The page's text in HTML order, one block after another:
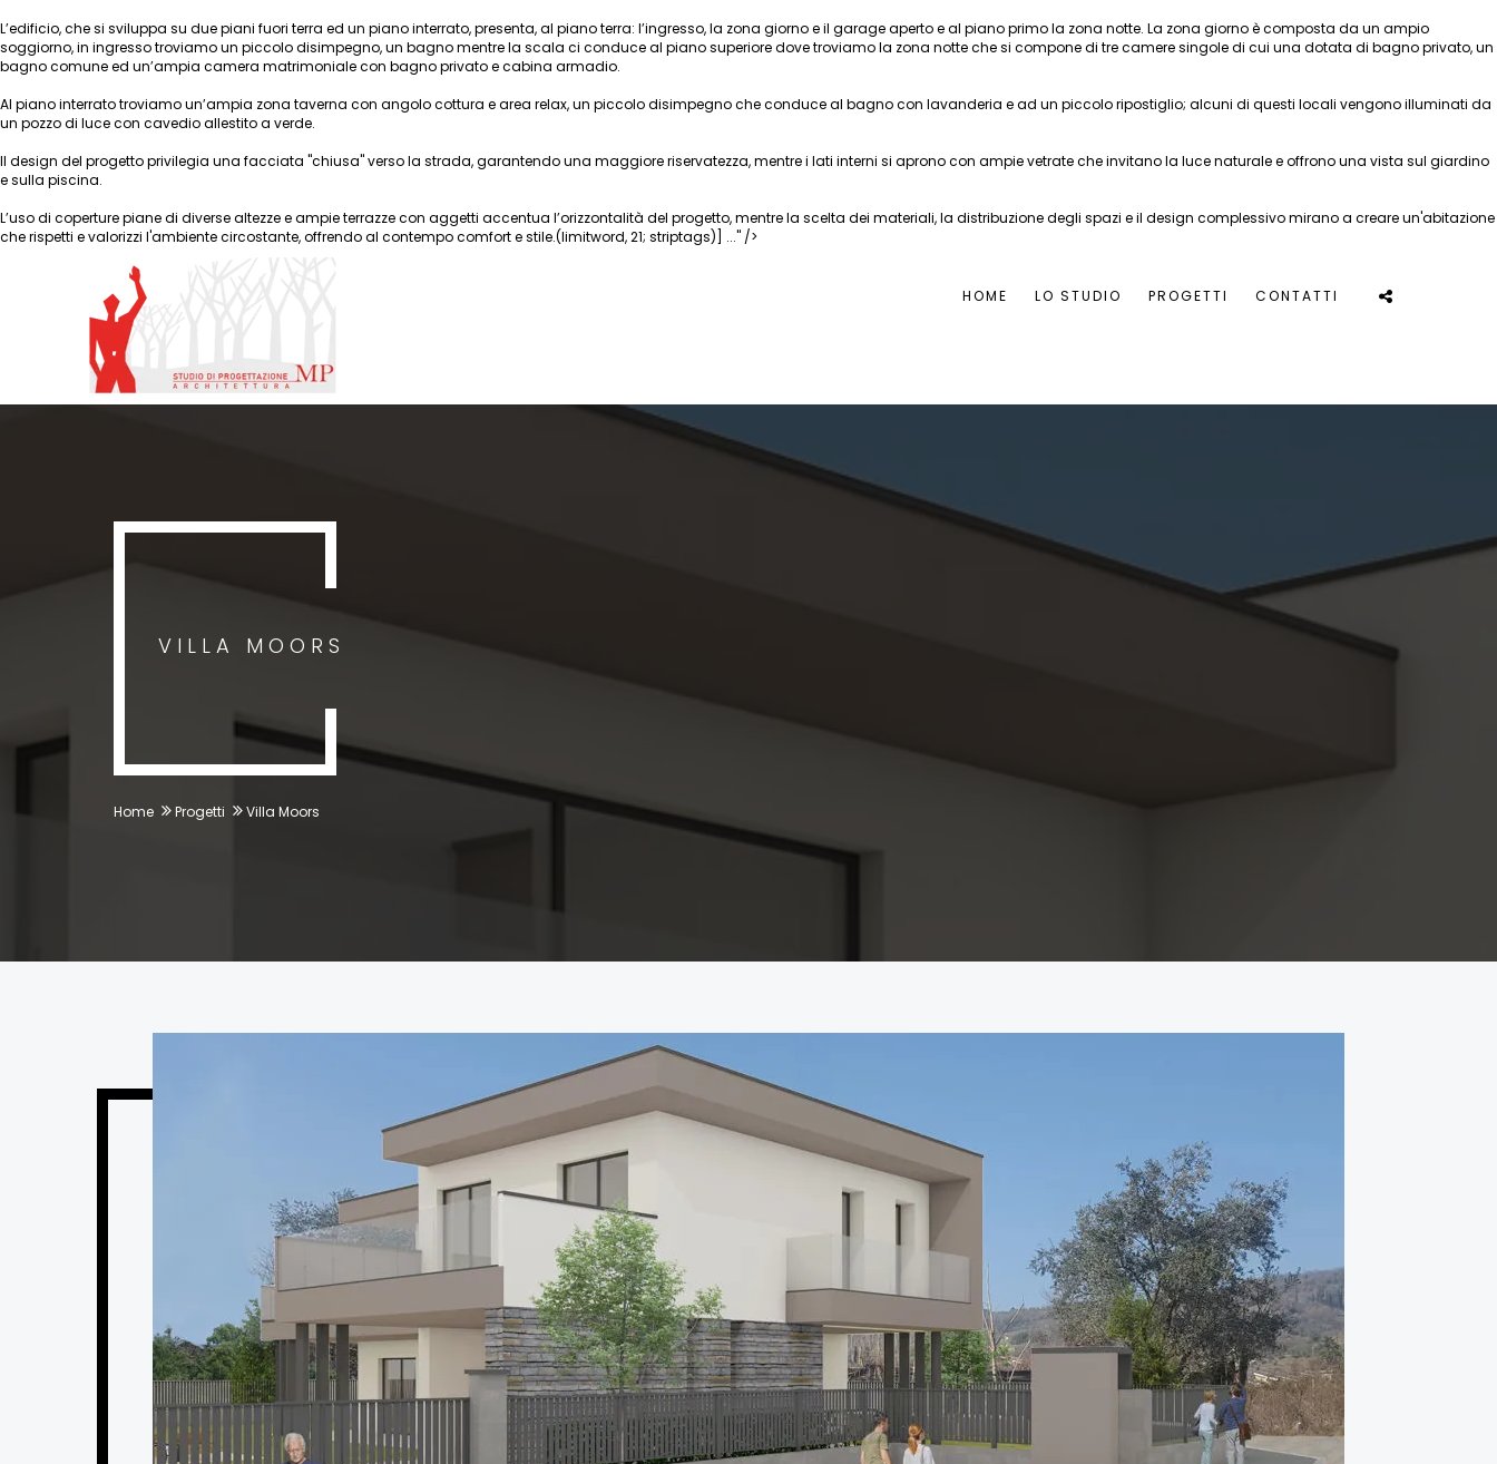
L’edificio, che si sviluppa su due piani fuori terra ed un piano interrato, presenta, al piano terra: l’ingresso, la zona giorno e il garage aperto e al piano primo la zona notte. La zona giorno è composta da un ampio
soggiorno, in ingresso troviamo un piccolo disimpegno, un bagno mentre la scala ci conduce al piano superiore dove troviamo la zona notte che si compone di tre camere singole di cui una dotata di bagno privato, un
bagno comune ed un’ampia camera matrimoniale con bagno privato e cabina armadio.
Al piano interrato troviamo un’ampia zona taverna con angolo cottura e area relax, un piccolo disimpegno che conduce al bagno con lavanderia e ad un piccolo ripostiglio; alcuni di questi locali vengono illuminati da
un pozzo di luce con cavedio allestito a verde.
Il design del progetto privilegia una facciata "chiusa" verso la strada, garantendo una maggiore riservatezza, mentre i lati interni si aprono con ampie vetrate che invitano la luce naturale e offrono una vista sul giardino
e sulla piscina.
L’uso di coperture piane di diverse altezze e ampie terrazze con aggetti accentua l’orizzontalità del progetto, mentre la scelta dei materiali, la distribuzione degli spazi e il design complessivo mirano a creare un'abitazione
che rispetti e valorizzi l'ambiente circostante, offrendo al contempo comfort e stile.(limitword, 21; striptags)] ..." />
HOME LO STUDIO PROGETTI CONTATTI
VILLA MOORS
Home Progetti Villa Moors